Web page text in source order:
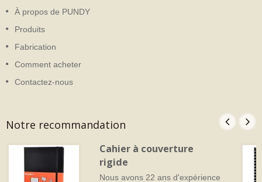
À propos de PUNDY
Produits
Fabrication
Comment acheter
Contactez-nous
Notre recommandation
Cahier à couverture
rigide
Nous avons 22 ans d'expérience